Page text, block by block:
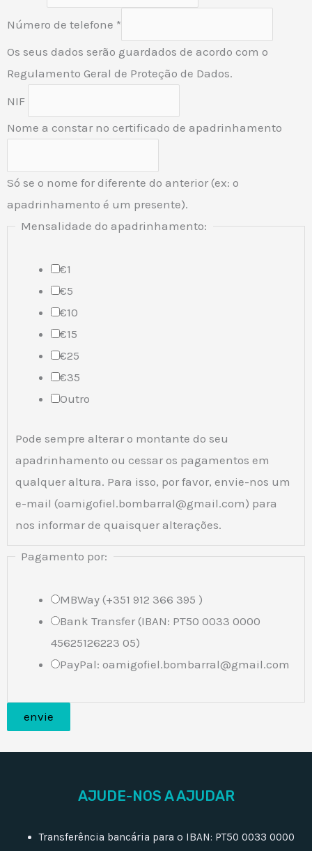
Número de telefone *
Os seus dados serão guardados de acordo com o
Regulamento Geral de Proteção de Dados.
NIF
Nome a constar no certificado de apadrinhamento
Só se o nome for diferente do anterior (ex: o
apadrinhamento é um presente).
Mensalidade do apadrinhamento:
€1
€5
€10
€15
€25
€35
Outro
Pode sempre alterar o montante do seu
apadrinhamento ou cessar os pagamentos em
qualquer altura. Para isso, por favor, envie-nos um
e-mail (oamigofiel.bombarral@gmail.com) para
nos informar de quaisquer alterações.
Pagamento por:
MBWay (+351 912 366 395 )
Bank Transfer (IBAN: PT50 0033 0000
45625126223 05)
PayPal: oamigofiel.bombarral@gmail.com
envie
AJUDE-NOS A AJUDAR
Transferência bancária para o IBAN: PT50 0033 0000